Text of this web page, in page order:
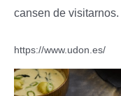
cansen de visitarnos.
https://www.udon.es/